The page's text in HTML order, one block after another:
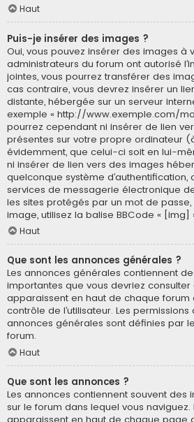
Haut
Puis-je insérer des images ?
Oui, vous pouvez insérer des images à
administrateurs du forum ont autorisé
jointes, vous pourrez transférer des
cas contraire, vous devrez insérer un
distante, hébergée sur un serveur
exemple « http://www.exemple.com/
pourrez cependant ni insérer de lien
présentes sur votre propre ordinateur
évidemment, que celui-ci soit en lui-
ni insérer de lien vers des images
quelconque système
services de messagerie électronique
les sites protégés par un mot de passe,
image, utilisez la balise BBCode « [img]
Haut
Que sont les annonces générales ?
Les annonces générales contiennent
importantes que vous devriez consulter
apparaissent en haut de chaque
contrôle de l’utilisateur. Les
annonces générales sont définies par
forum.
Haut
Que sont les annonces ?
Les annonces contiennent souvent des
sur le forum dans lequel vous naviguez.